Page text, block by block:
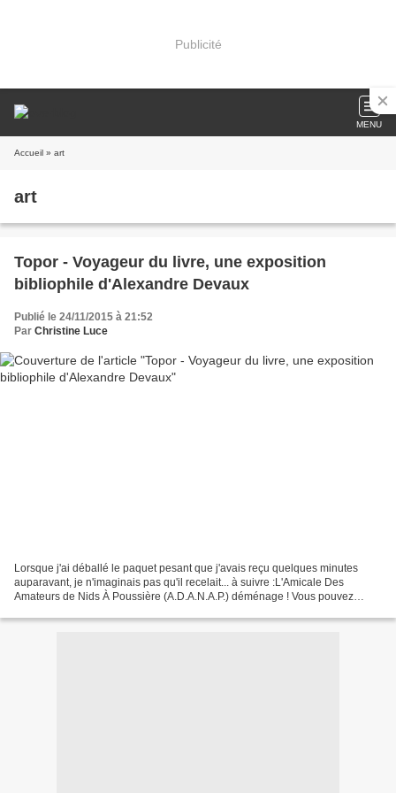
Publicité
MENU
Accueil » art
art
Topor - Voyageur du livre, une exposition
bibliophile d'Alexandre Devaux
Publié le 24/11/2015 à 21:52
Par Christine Luce
Lorsque j'ai déballé le paquet pesant que j'avais reçu quelques minutes
auparavant, je n'imaginais pas qu'il recelait... à suivre :L'Amicale Des
Amateurs de Nids À Poussière (A.D.A.N.A.P.) déménage ! Vous pouvez